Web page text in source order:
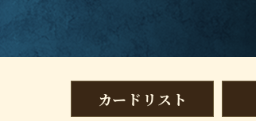
カードリスト